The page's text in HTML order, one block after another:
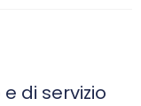
di servizio